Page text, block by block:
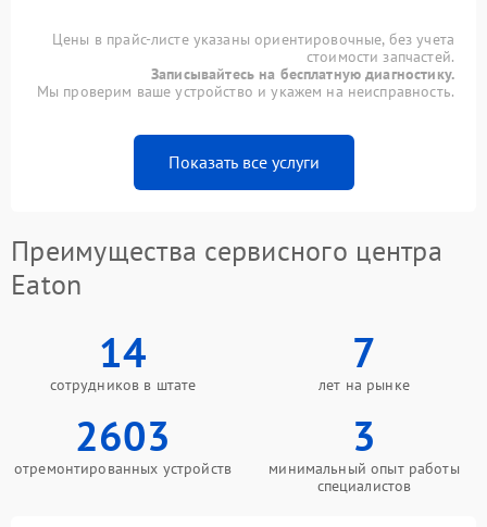
Цены в прайс-листе указаны ориентировочные, без учета
стоимости запчастей.
Записывайтесь на бесплатную диагностику.
Мы проверим ваше устройство и укажем на неисправность.
Показать все услуги
Преимущества сервисного центра
Eaton
14
сотрудников в штате
7
лет на рынке
2603
отремонтированных устройств
3
минимальный опыт работы
специалистов